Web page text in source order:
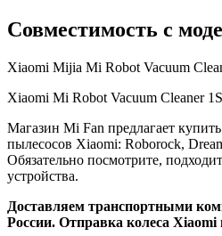
Совместимость с
Xiaomi Mijia Mi Robot Vacuum
Xiaomi Mi Robot Vacuum Cleaner 1S
Магазин Mi Fan предлагает
пылесосов Xiaomi: Roborock,
Обязательно посмотрите,
устройства.
Доставляем транспортными
России. Отправка колеса Xiaomi